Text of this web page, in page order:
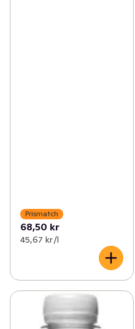
Prismatch
68,50 kr
45,67 kr /l